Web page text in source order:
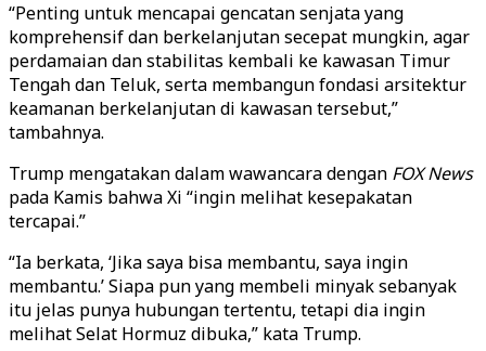
“Penting untuk mencapai gencatan senjata yang
komprehensif dan berkelanjutan secepat mungkin, agar
perdamaian dan stabilitas kembali ke kawasan Timur
Tengah dan Teluk, serta membangun fondasi arsitektur
keamanan berkelanjutan di kawasan tersebut,”
tambahnya.
Trump mengatakan dalam wawancara dengan FOX News
pada Kamis bahwa Xi “ingin melihat kesepakatan
tercapai.”
“Ia berkata, ‘Jika saya bisa membantu, saya ingin
membantu.’ Siapa pun yang membeli minyak sebanyak
itu jelas punya hubungan tertentu, tetapi dia ingin
melihat Selat Hormuz dibuka,” kata Trump.